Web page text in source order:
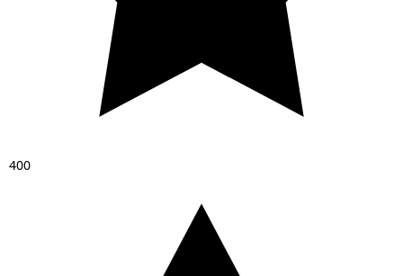
400